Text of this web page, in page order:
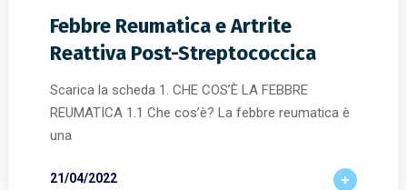
Febbre Reumatica e Artrite
Reattiva Post-Streptococcica
Scarica la scheda 1. CHE COS’È LA FEBBRE
REUMATICA 1.1 Che cos’è? La febbre reumatica è
una
21/04/2022